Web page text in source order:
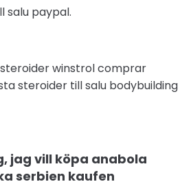
salu paypal.
winstrol comprar
steroider till salu bodybuilding
jag vill köpa anabola
serbien kaufen